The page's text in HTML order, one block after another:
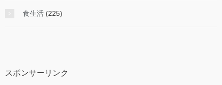
食生活 (225)
スポンサーリンク